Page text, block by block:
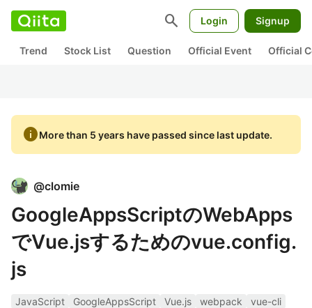
search Login Signup
Trend Stock List Question Official Event Official
infoMore than 5 years have passed since last update.
@clomie
GoogleAppsScriptのWebApps
でVue.jsするためのvue.config.
js
JavaScript GoogleAppsScript Vue.js webpack
vue-cli